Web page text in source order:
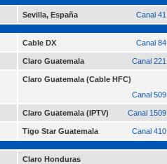
Sevilla, España Canal 41
Cable DX Canal 84
Claro Guatemala Canal 221
Claro Guatemala (Cable HFC)
Canal 509
Claro Guatemala (IPTV) Canal 1509
Tigo Star Guatemala Canal 410
Claro Honduras